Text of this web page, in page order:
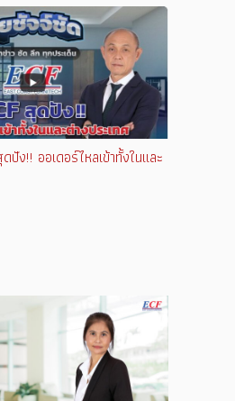
ปัง!! ออเดอร์ไหลเข้าทั้งในและ